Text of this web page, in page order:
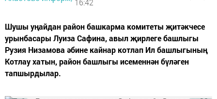
16:42
Шушы уңайдан район башкарма комитеты җитәкчесе
урынбасары Луиза Сафина, авыл җирлеге башлыгы
Рузия Низамова әбине кайнар котлап Ил башлыгының
Котлау хатын, район башлыгы исеменнән бүләген
тапшырдылар.